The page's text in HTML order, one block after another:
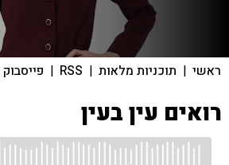
ראשי | תוכניות מלאות |
RSS
| פייסבוק
רואים עין בעין